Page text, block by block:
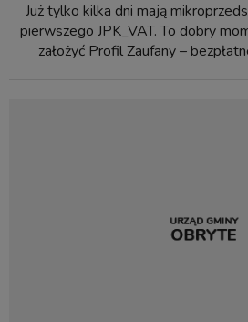
Już tylko kilka dni mają
pierwszego JPK_VAT. To dobry
założyć Profil Zaufany –